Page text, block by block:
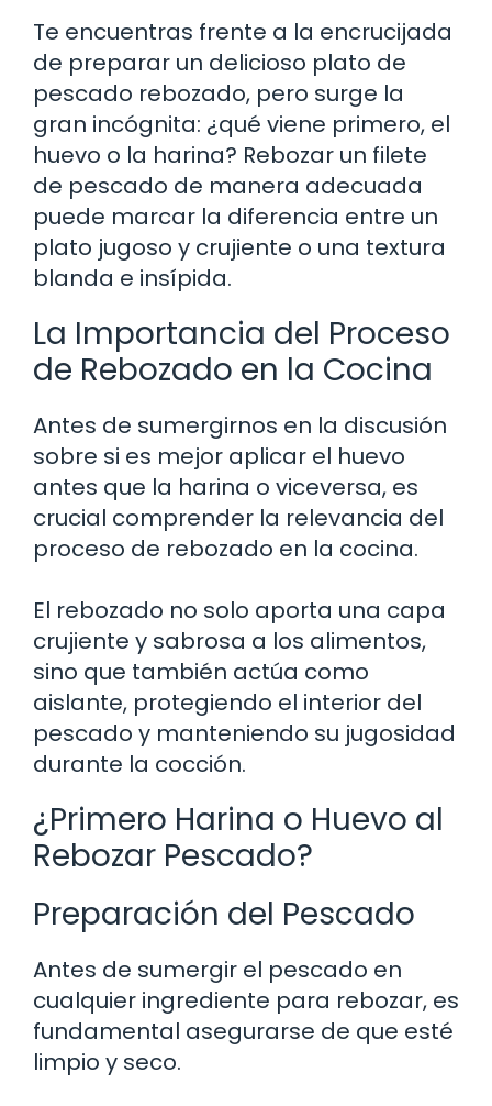
Te encuentras frente a la encrucijada
de preparar un delicioso plato de
pescado rebozado, pero surge la
gran incógnita: ¿qué viene primero, el
huevo o la harina? Rebozar un filete
de pescado de manera adecuada
puede marcar la diferencia entre un
plato jugoso y crujiente o una textura
blanda e insípida.
La Importancia del Proceso
de Rebozado en la Cocina
Antes de sumergirnos en la discusión
sobre si es mejor aplicar el huevo
antes que la harina o viceversa, es
crucial comprender la relevancia del
proceso de rebozado en la cocina.
El rebozado no solo aporta una capa
crujiente y sabrosa a los alimentos,
sino que también actúa como
aislante, protegiendo el interior del
pescado y manteniendo su jugosidad
durante la cocción.
¿Primero Harina o Huevo al
Rebozar Pescado?
Preparación del Pescado
Antes de sumergir el pescado en
cualquier ingrediente para rebozar, es
fundamental asegurarse de que esté
limpio y seco.